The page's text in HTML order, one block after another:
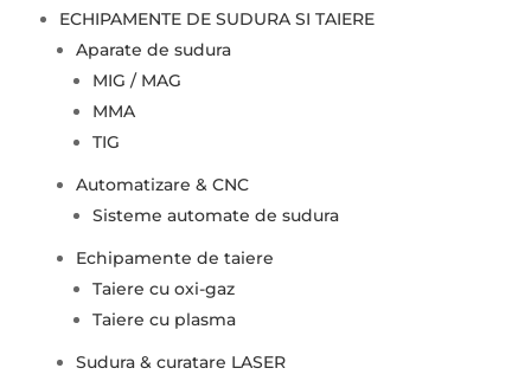
ECHIPAMENTE DE SUDURA SI TAIERE
Aparate de sudura
MIG / MAG
MMA
TIG
Automatizare & CNC
Sisteme automate de sudura
Echipamente de taiere
Taiere cu oxi-gaz
Taiere cu plasma
Sudura & curatare LASER